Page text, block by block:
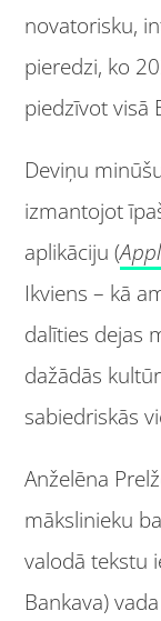
novatorisku,
pieredzi, ko
piedzīvot visā
Deviņu
izmantojot
aplikāciju (
Ikviens – kā
dalīties dejas
dažādās
sabiedriskās
Anželēna
mākslinieku
valodā tekstu
Bankava)